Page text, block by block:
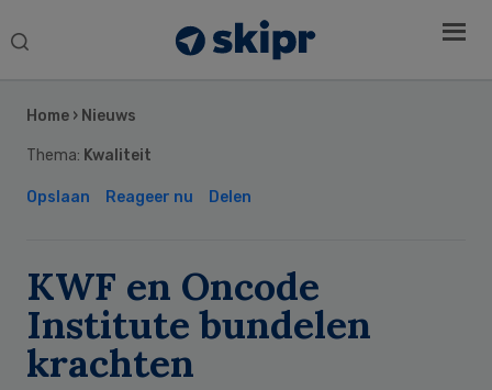
Search
Home › Nieuws
Thema: Kwaliteit
Opslaan Reageer nu Delen
KWF en Oncode
Institute bundelen
krachten
Sidebar